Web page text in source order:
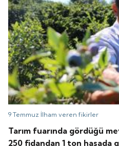
9 Temmuz İlham veren fikirler
Tarım fuarında gördüğü
250 fidandan 1 ton hasada